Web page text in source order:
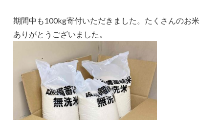
期間中も100kg寄付いただきました。たくさんのお米
ありがとうございました。